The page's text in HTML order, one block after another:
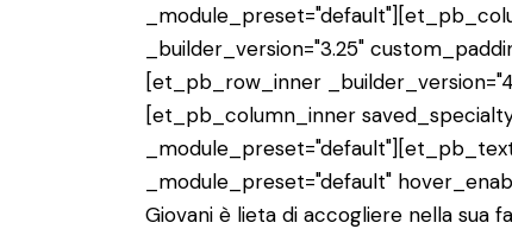
_builder_version="3.25"
[et_pb_row_inner
[et_pb_column_inner
_module_preset="default"
Giovani è lieta di accogliere nella sua